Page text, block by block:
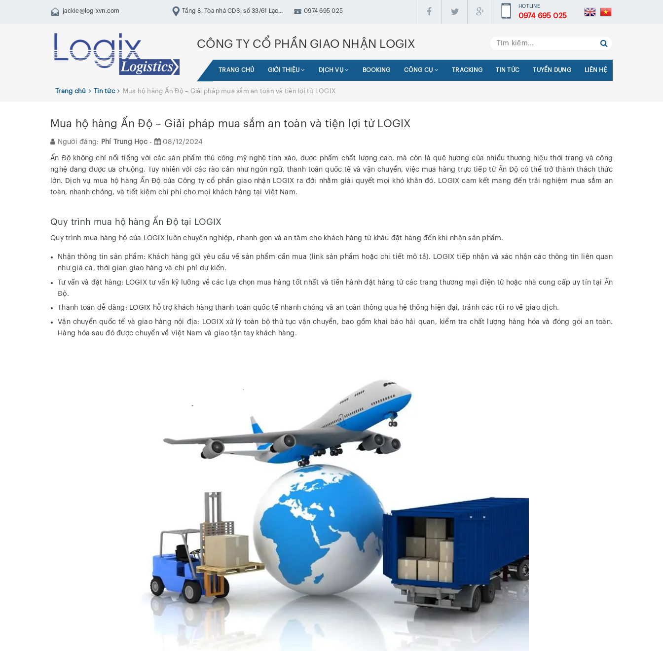
jackie@logixvn.com
Tầng 8, Tòa nhà CDS, số 33/61 Lạc
0974 695 025
HOTLINE
0974 695 025
CÔNG TY CỔ PHẦN GIAO NHẬN LOGIX
TRANG CHỦ GIỚI THIỆU DỊCH VỤ BOOKING CÔNG CỤ TRACKING TIN TỨC TUYỂN DỤNG LIÊN HỆ
Trang chủ Tin tức Mua hộ hàng Ấn Độ – Giải pháp mua sắm an toàn và tiện lợi từ LOGIX
Mua hộ hàng Ấn Độ – Giải pháp mua sắm an toàn và tiện lợi từ LOGIX
Người đăng: Phí Trung Học- 08/12/2024
Ấn Độ không chỉ nổi tiếng với các sản phẩm thủ công mỹ nghệ tinh xảo, dược phẩm chất lượng cao, mà còn là quê hương của nhiều thương hiệu thời trang và công
nghệ đang được ưa chuộng. Tuy nhiên với các rào cản như ngôn ngữ, thanh toán quốc tế và vận chuyển, việc mua hàng trực tiếp từ Ấn Độ có thể trở thành thách thức
lớn. Dịch vụ mua hộ hàng Ấn Độ của Công ty cổ phần giao nhận LOGIX ra đời nhằm giải quyết mọi khó khăn đó. LOGIX cam kết mang đến trải nghiệm mua sắm an
toàn, nhanh chóng, và tiết kiệm chi phí cho mọi khách hàng tại Việt Nam.
Quy trình mua hộ hàng Ấn Độ tại LOGIX
Quy trình mua hàng hộ của LOGIX luôn chuyên nghiệp, nhanh gọn và an tâm cho khách hàng từ khâu đặt hàng đến khi nhận sản phẩm.
Nhận thông tin sản phẩm: Khách hàng gửi yêu cầu về sản phẩm cần mua (link sản phẩm hoặc chi tiết mô tả). LOGIX tiếp nhận và xác nhận các thông tin liên quan
như giá cả, thời gian giao hàng và chi phí dự kiến.
Tư vấn và đặt hàng: LOGIX tư vấn kỹ lưỡng về các lựa chọn mua hàng tốt nhất và tiến hành đặt hàng từ các trang thương mại điện tử hoặc nhà cung cấp uy tín tại Ấn
Độ.
Thanh toán dễ dàng: LOGIX hỗ trợ khách hàng thanh toán quốc tế nhanh chóng và an toàn thông qua hệ thống hiện đại, tránh các rủi ro về giao dịch.
Vận chuyển quốc tế và giao hàng nội địa: LOGIX xử lý toàn bộ thủ tục vận chuyển, bao gồm khai báo hải quan, kiểm tra chất lượng hàng hóa và đóng gói an toàn.
Hàng hóa sau đó được chuyển về Việt Nam và giao tận tay khách hàng.